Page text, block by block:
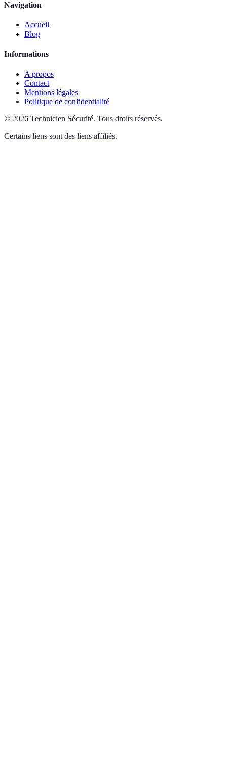
Navigation
Accueil
Blog
Informations
A propos
Contact
Mentions légales
Politique de confidentialité
© 2026 Technicien Sécurité. Tous droits réservés.
Certains liens sont des liens affiliés.